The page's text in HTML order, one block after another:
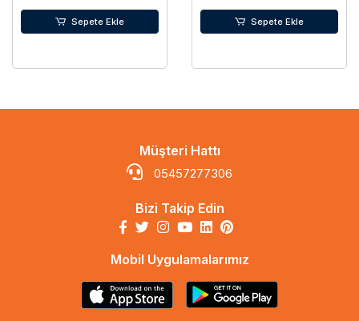
Sepete Ekle Sepete Ekle
Müşteri Hattı
05457277306
Bizi Takip Edin
Mobil Uygulamalarımız